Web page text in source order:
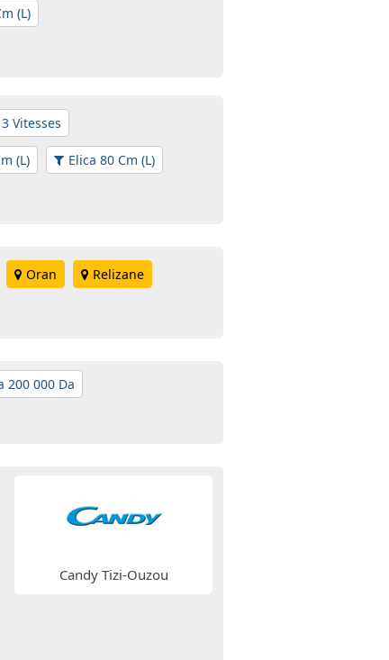
(L)
Vitesses
(L) Elica 80 Cm (L)
Oran Relizane
200 000 Da
Candy Tizi-Ouzou